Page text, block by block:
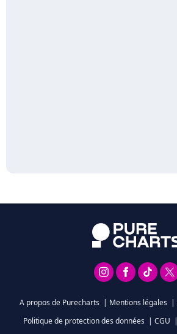
A propos de Purecharts | Mentions légales |
Politique de protection des données | CGU |